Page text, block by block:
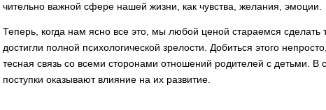
чительно важной сфере нашей жизни, как чувства, жела­ния, эмоции.
Теперь, когда нам ясно все это, мы любой ценой ста­раемся сделать
достигли полной психологической зрелости. Добиться этого
тесная связь со всеми сторонами отношений родителей с детьми.
поступки оказывают влияние на их развитие.